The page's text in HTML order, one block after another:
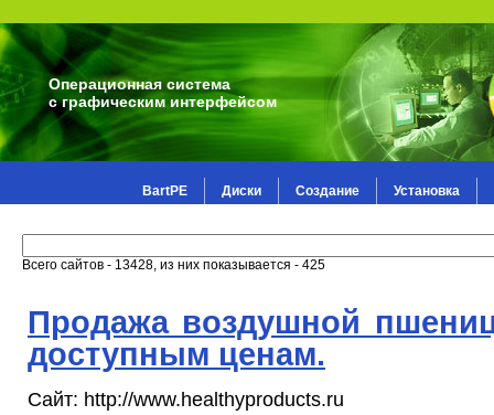
Операционная система
с графическим интерфейсом
BartPE Диски Создание Установка
Всего сайтов - 13428, из них показывается - 425
Продажа воздушной
доступным ценам.
Сайт: http://www.healthyproducts.ru